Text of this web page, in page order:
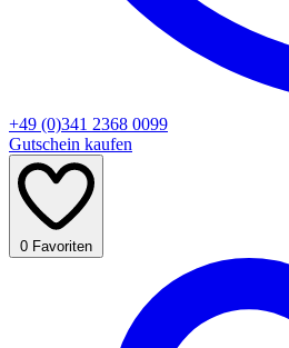
+49 (0)341 2368 0099
Gutschein kaufen
0 Favoriten